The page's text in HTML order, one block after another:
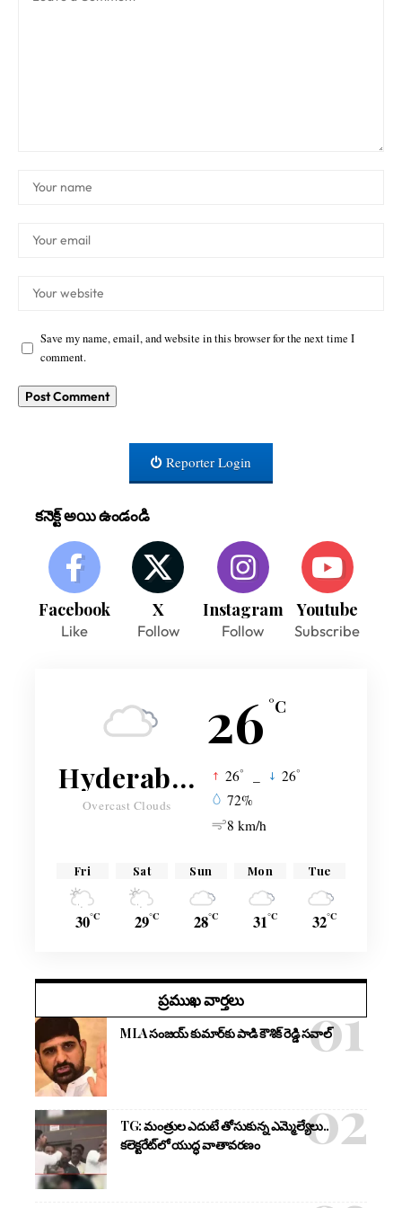
Save my name, email, and website in this browser for the next time I
comment.
Reporter Login
కనెక్ట్ అయి ఉండండి
Facebook
Like
X
Follow
Instagram
Follow
Youtube
Subscribe
26 °C
Hyderabad
Overcast Clouds
26° 26°
72%
8 km/h
Fri
30°C
Sat
29°C
Sun
28°C
Mon
31°C
Tue
32°C
ప్రముఖ వార్తలు
MLA సంజయ్ కుమార్‌కు పాడి కౌశిక్ రెడ్డి సవాల్
TG: మంత్రుల ఎదుటే తోసుకున్న ఎమ్మెల్యేలు..
కలెక్టరేట్‌లో యుద్ధ వాతావరణం